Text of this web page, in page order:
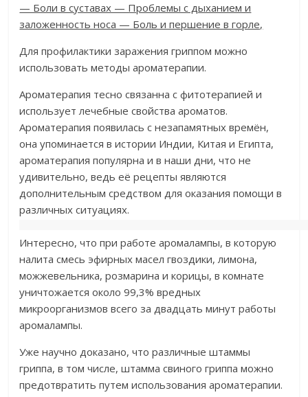
— Боли в суставах — Проблемы с дыханием и
заложенность носа — Боль и першение в горле,
Для профилактики заражения гриппом можно
использовать методы ароматерапии.
Ароматерапия тесно связанна с фитотерапией и
использует лечебные свойства ароматов.
Ароматерапия появилась с незапамятных времён,
она упоминается в истории Индии, Китая и Египта,
ароматерапия популярна и в наши дни, что не
удивительно, ведь её рецепты являются
дополнительным средством для оказания помощи в
различных ситуациях.
Интересно, что при работе аромалампы, в которую
налита смесь эфирных масел гвоздики, лимона,
можжевельника, розмарина и корицы, в комнате
уничтожается около 99,3% вредных
микроорганизмов всего за двадцать минут работы
аромалампы.
Уже научно доказано, что различные штаммы
гриппа, в том числе, штамма свиного гриппа можно
предотвратить путем использования ароматерапии.